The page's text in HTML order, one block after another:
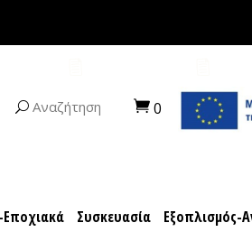
Αναζήτηση 0
Συσκευασία Εξοπλισμός-